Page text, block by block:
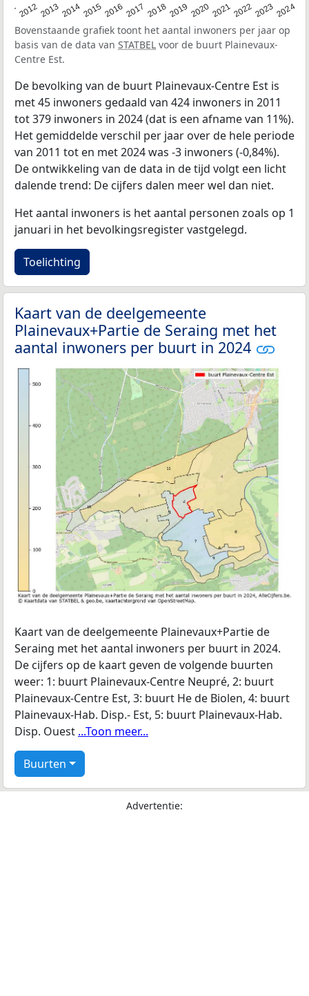
201220132014201520162017 20182019 20202021202220232024
Bovenstaande grafiek toont het aantal inwoners per jaar op
basis van de data van STATBEL voor de buurt Plainevaux-
Centre Est.
De bevolking van de buurt Plainevaux-Centre Est is
met 45 inwoners gedaald van 424 inwoners in 2011
tot 379 inwoners in 2024 (dat is een afname van 11%).
Het gemiddelde verschil per jaar over de hele periode
van 2011 tot en met 2024 was -3 inwoners (-0,84%).
De ontwikkeling van de data in de tijd volgt een licht
dalende trend: De cijfers dalen meer wel dan niet.
Het aantal inwoners is het aantal personen zoals op 1
januari in het bevolkingsregister vastgelegd.
Toelichting
Kaart van de deelgemeente
Plainevaux+Partie de Seraing met het
aantal inwoners per buurt in 2024
Kaart van de deelgemeente Plainevaux+Partie de
Seraing met het aantal inwoners per buurt in 2024.
De cijfers op de kaart geven de volgende buurten
weer: 1: buurt Plainevaux-Centre Neupré, 2: buurt
Plainevaux-Centre Est, 3: buurt He de Biolen, 4: buurt
Plainevaux-Hab. Disp.- Est, 5: buurt Plainevaux-Hab.
Disp. Ouest ...Toon meer...
Buurten
Advertentie: